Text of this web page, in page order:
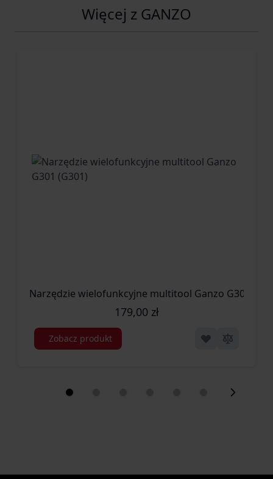
Więcej z GANZO
Narzędzie wielofunkcyjne multitool Ganzo G301
179,00 zł
Zobacz produkt